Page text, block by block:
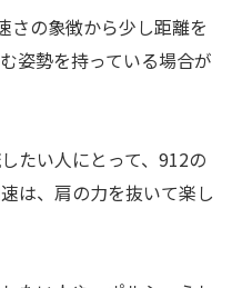
さの象徴から少し距離を
姿勢を持っている場合が
たい人にとって、912の
は、肩の力を抜いて楽し